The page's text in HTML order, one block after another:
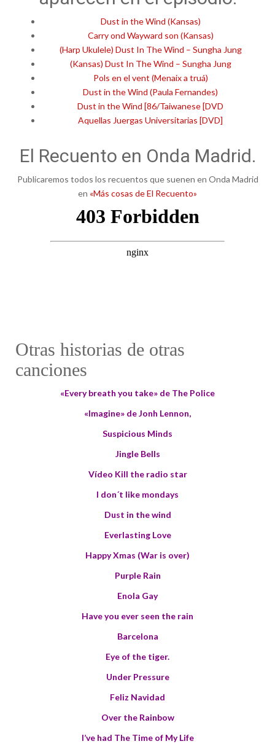
Dust in the Wind (Kansas)
Carry ond Wayward son (Kansas)
(Harp Ukulele) Dust In The Wind – Sungha Jung
(Kansas) Dust In The Wind – Sungha Jung
Pols en el vent (Menaix a truá)
Dust in the Wind (Paula Fernandes)
Dust in the Wind [86/Taiwanese [DVD
Aquellas Juergas Universitarias [DVD]
El Recuento en Onda Madrid.
Publicaremos todos los recuentos que suenen en Onda Madrid
en «Más cosas de El Recuento»
Otras historias de otras
canciones
«Every breath you take» de The Police
«Imagine» de Jonh Lennon,
Suspicious Minds
Jingle Bells
Vídeo Kill the radio star
I don´t like mondays
Dust in the wind
Everlasting Love
Happy Xmas (War is over)
Purple Rain
Enola Gay
Have you ever seen the rain
Barcelona
Eye of the tiger.
Under Pressure
Feliz Navidad
Over the Rainbow
I’ve had The Time of My Life